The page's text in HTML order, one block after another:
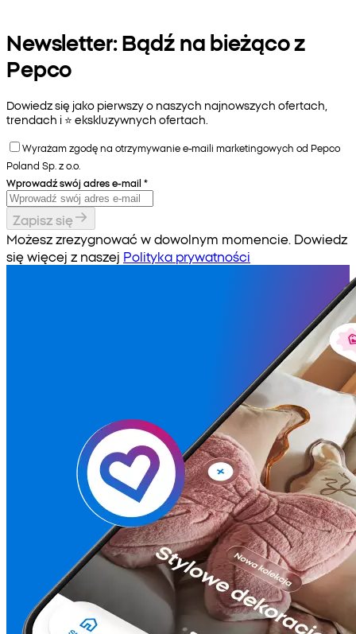
Newsletter: Bądź na bieżąco z
Pepco
Dowiedz się jako pierwszy o naszych najnowszych ofertach,
trendach i ⭐️ ekskluzywnych ofertach.
Wyrażam zgodę na otrzymywanie e-maili marketingowych od Pepco
Poland Sp. z o.o.
Wprowadź swój adres e-mail *
Zapisz się
Możesz zrezygnować w dowolnym momencie. Dowiedz
się więcej z naszej Polityka prywatności